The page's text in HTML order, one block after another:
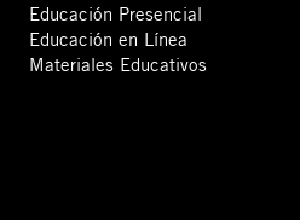
Educación Presencial
Educación en Línea
Materiales Educativos